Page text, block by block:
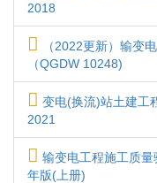
2018
（2022更新）输变
（QGDW 10248)
变电(换流)站土建工
2021
输变电工程施工质
年版(上册)